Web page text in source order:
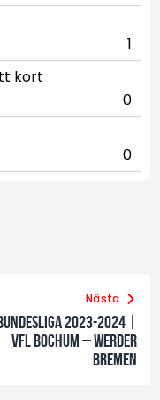
1
kort
0
0
Nästa
2023-2024 |
VfL BOCHUM – Werder
Bremen